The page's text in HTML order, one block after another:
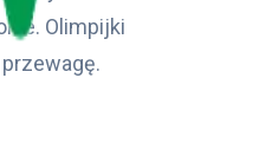
Olimpijki